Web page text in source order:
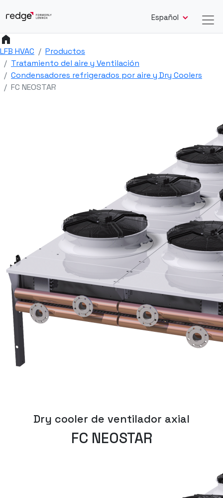
Español
home
LFB HVAC
Productos
Tratamiento del aire y Ventilación
Condensadores refrigerados por aire y Dry Coolers
FC NEOSTAR
Dry cooler de ventilador axial
FC NEOSTAR